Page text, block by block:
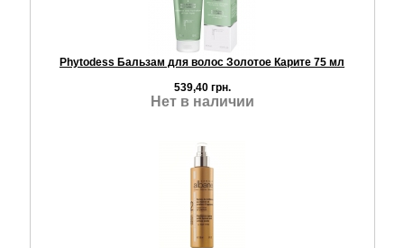
Phytodess Бальзам для волос Золотое Карите 75 мл
539,40 грн.
Нет в наличии